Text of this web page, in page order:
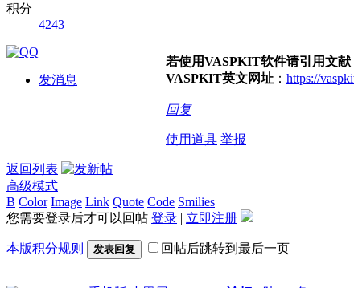
积分
4243
发消息
若使用VASPKIT软件请引用文献
VASPKIT英文网址 ： https://
回复
使用道具 举报
返回列表
高级模式
B Color Image Link Quote Code Smilies
您需要登录后才可以回帖 登录 | 立即注册
本版积分规则 发表回复 回帖后跳转到最后一页